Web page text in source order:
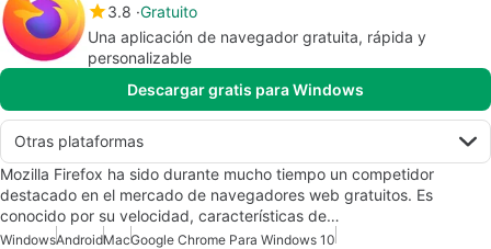
3.8 Gratuito
Una aplicación de navegador gratuita, rápida y
personalizable
Descargar gratis para Windows
Otras plataformas
Mozilla Firefox ha sido durante mucho tiempo un competidor
destacado en el mercado de navegadores web gratuitos. Es
conocido por su velocidad, características de…
WindowsAndroidMacGoogle Chrome Para Windows 10